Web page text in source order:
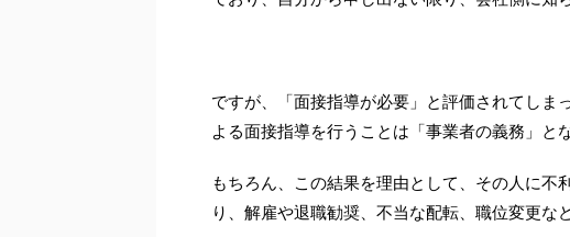
ですが、「面接指導が必要」と評価されてしま
よる面接指導を行うことは「事業者の義務」と
もちろん、この結果を理由として、その人に不
り、解雇や退職勧奨、不当な配転、職位変更な